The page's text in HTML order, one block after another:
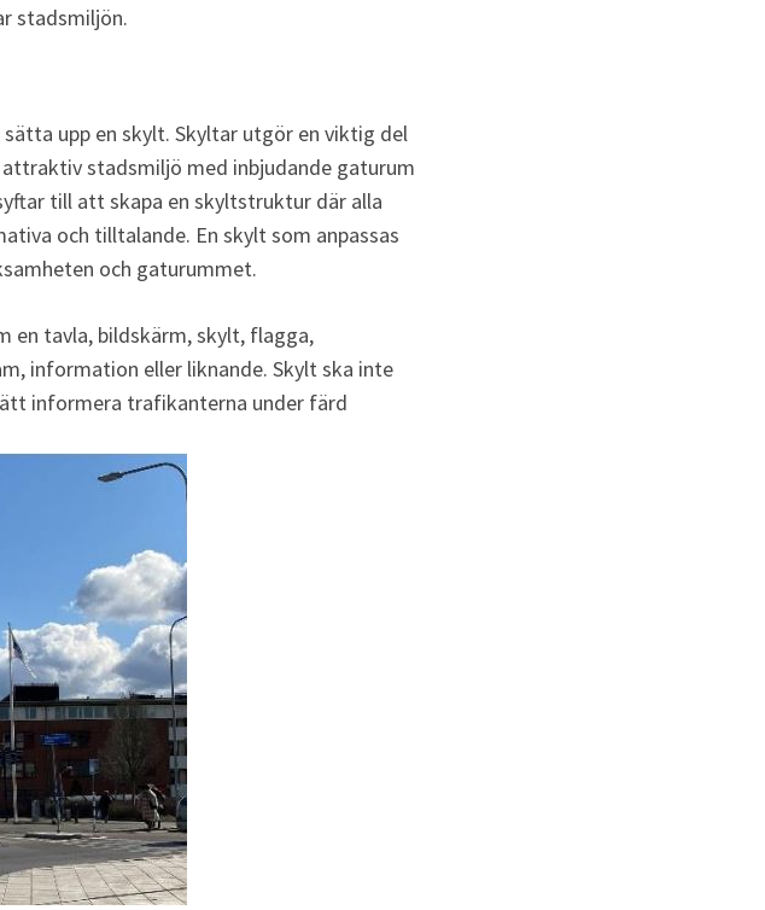
stadsmiljön.
upp en skylt. Skyltar utgör en viktig del
stadsmiljö med inbjudande gaturum
till att skapa en skyltstruktur där alla
och tilltalande. En skylt som anpassas
och gaturummet.
en tavla, bildskärm, skylt, flagga,
information eller liknande. Skylt ska inte
informera trafikanterna under färd